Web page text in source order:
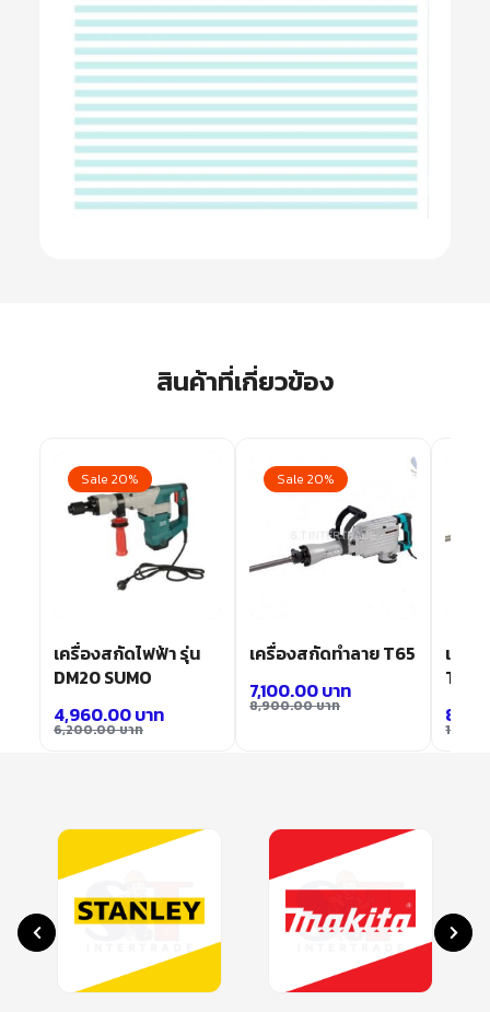
สินค้าที่เกี่ยวข้อง
Sale 20%
เครื่องสกัดไฟฟ้า รุ่น
DM20 SUMO
6,200.00บาท
4,960.00บาท
Sale 20%
เครื่องสกัดทำลาย T65
8,900.00บาท
7,100.00บาท
เครื่
T85